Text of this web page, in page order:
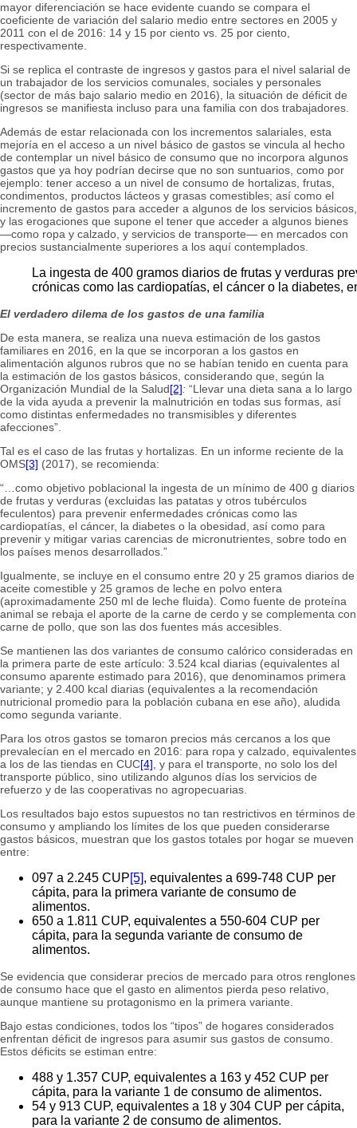
mayor diferenciación se hace evidente cuando se compara el
coeficiente de variación del salario medio entre sectores en 2005 y
2011 con el de 2016: 14 y 15 por ciento vs. 25 por ciento,
respectivamente.
Si se replica el contraste de ingresos y gastos para el nivel salarial de
un trabajador de los servicios comunales, sociales y personales
(sector de más bajo salario medio en 2016), la situación de déficit de
ingresos se manifiesta incluso para una familia con dos trabajadores.
Además de estar relacionada con los incrementos salariales, esta
mejoría en el acceso a un nivel básico de gastos se vincula al hecho
de contemplar un nivel básico de consumo que no incorpora algunos
gastos que ya hoy podrían decirse que no son suntuarios, como por
ejemplo: tener acceso a un nivel de consumo de hortalizas, frutas,
condimentos, productos lácteos y grasas comestibles; así como el
incremento de gastos para acceder a algunos de los servicios básicos,
y las erogaciones que supone el tener que acceder a algunos bienes
—como ropa y calzado, y servicios de transporte— en mercados con
precios sustancialmente superiores a los aquí contemplados.
La ingesta de 400 gramos diarios de frutas y verduras
crónicas como las cardiopatías, el cáncer o la diabetes,
El verdadero dilema de los gastos de una familia
De esta manera, se realiza una nueva estimación de los gastos
familiares en 2016, en la que se incorporan a los gastos en
alimentación algunos rubros que no se habían tenido en cuenta para
la estimación de los gastos básicos, considerando que, según la
Organización Mundial de la Salud[2]: “Llevar una dieta sana a lo largo
de la vida ayuda a prevenir la malnutrición en todas sus formas, así
como distintas enfermedades no transmisibles y diferentes
afecciones”.
Tal es el caso de las frutas y hortalizas. En un informe reciente de la
OMS[3] (2017), se recomienda:
“…como objetivo poblacional la ingesta de un mínimo de 400 g diarios
de frutas y verduras (excluidas las patatas y otros tubérculos
feculentos) para prevenir enfermedades crónicas como las
cardiopatías, el cáncer, la diabetes o la obesidad, así como para
prevenir y mitigar varias carencias de micronutrientes, sobre todo en
los países menos desarrollados.”
Igualmente, se incluye en el consumo entre 20 y 25 gramos diarios de
aceite comestible y 25 gramos de leche en polvo entera
(aproximadamente 250 ml de leche fluida). Como fuente de proteína
animal se rebaja el aporte de la carne de cerdo y se complementa con
carne de pollo, que son las dos fuentes más accesibles.
Se mantienen las dos variantes de consumo calórico consideradas en
la primera parte de este artículo: 3.524 kcal diarias (equivalentes al
consumo aparente estimado para 2016), que denominamos primera
variante; y 2.400 kcal diarias (equivalentes a la recomendación
nutricional promedio para la población cubana en ese año), aludida
como segunda variante.
Para los otros gastos se tomaron precios más cercanos a los que
prevalecían en el mercado en 2016: para ropa y calzado, equivalentes
a los de las tiendas en CUC[4] , y para el transporte, no solo los del
transporte público, sino utilizando algunos días los servicios de
refuerzo y de las cooperativas no agropecuarias.
Los resultados bajo estos supuestos no tan restrictivos en términos de
consumo y ampliando los límites de los que pueden considerarse
gastos básicos, muestran que los gastos totales por hogar se mueven
entre:
097 a 2.245 CUP[5], equivalentes a 699-748 CUP per
cápita, para la primera variante de consumo de
alimentos.
650 a 1.811 CUP, equivalentes a 550-604 CUP per
cápita, para la segunda variante de consumo de
alimentos.
Se evidencia que considerar precios de mercado para otros renglones
de consumo hace que el gasto en alimentos pierda peso relativo,
aunque mantiene su protagonismo en la primera variante.
Bajo estas condiciones, todos los “tipos” de hogares considerados
enfrentan déficit de ingresos para asumir sus gastos de consumo.
Estos déficits se estiman entre:
488 y 1.357 CUP, equivalentes a 163 y 452 CUP per
cápita, para la variante 1 de consumo de alimentos.
54 y 913 CUP, equivalentes a 18 y 304 CUP per cápita,
para la variante 2 de consumo de alimentos.